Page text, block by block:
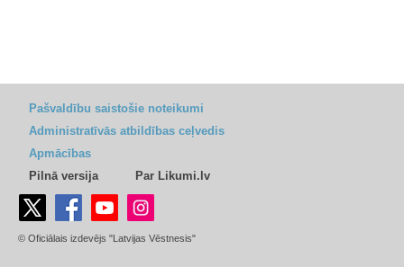
Pašvaldību saistošie noteikumi
Administratīvās atbildības ceļvedis
Apmācības
Pilnā versija
Par Likumi.lv
© Oficiālais izdevējs "Latvijas Vēstnesis"